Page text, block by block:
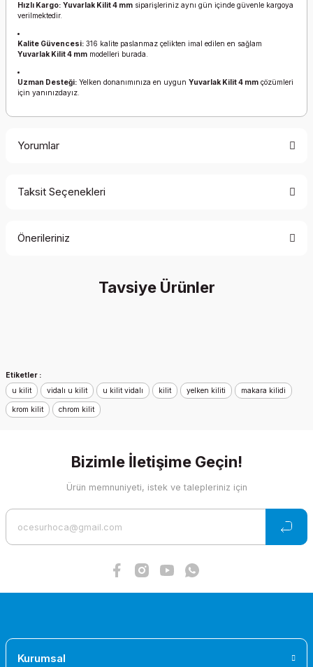
Hızlı Kargo: Yuvarlak Kilit 4 mm siparişleriniz aynı gün içinde güvenle kargoya
verilmektedir.
Kalite Güvencesi: 316 kalite paslanmaz çelikten imal edilen en sağlam
Yuvarlak Kilit 4 mm modelleri burada.
Uzman Desteği: Yelken donanımınıza en uygun Yuvarlak Kilit 4 mm çözümleri
için yanınızdayız.
Yorumlar
Taksit Seçenekleri
Önerileriniz
konularda yetersiz gördüğünüz noktaları öneri formunu
Ürün bilgilerinde hatalar bulunuyor.
Ürün fiyatı diğer sitelerden daha pahalı.
Tavsiye Ürünler
Etiketler :
u kilit
vidalı u kilit u kilit vidalı kilit yelken kiliti makara kilidi
krom kilit chrom kilit
Bizimle İletişime Geçin!
Ürün memnuniyeti, istek ve talepleriniz için
Kurumsal